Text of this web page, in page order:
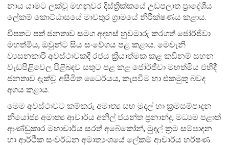
නාය යාමට ලක්වූ මහනුවර දිස්ත්‍රික්කයේ උඩපලාත ප්‍රාදේශීය
ලේකම් කොට්ඨාසයේ මාවතුර ග්‍රාමයේ නිරීක්ෂණය කළාය.
විපතට පත් ජනතාව සමග අදහස් හුවමාරු කරගත් ජෝර්ජිවා
මහත්මිය, ඔවුන්ට සිය සංවේගය පළ කළාය. මෙවැනි
ව්‍යසනකාරි අවස්ථාවකදී රජය ක්‍රියාත්මක කළ කඩිනම් සහන
වැඩපිළිවෙල පිළිබඳව සතුට පළ කළ ජෝර්ජිවා මහත්මිය එහිදී
ජනතාව දැක්වූ අසීමිත ධෛර්යය, කැපවීම හා එකමුතු බවද
අගය කළාය.
මෙම අවස්ථාවට කම්කරු අමාත්‍ය සහ මුදල් හා ක්‍රමසම්පාදන
නියෝජ්‍ය අමාත්‍ය ආචාර්ය අනිල් ජයන්ත ප්‍රනාන්දු, මධ්‍යම පළාත්
ආණ්ඩුකාර මහාචාර්ය සරත් අබේකෝන්, මුදල් ක්‍රම සම්පාදන
හා ආර්ථික සංවර්ධන අමාත්‍යංශයේ ලේකම් ආචාර්ය හර්ෂණ